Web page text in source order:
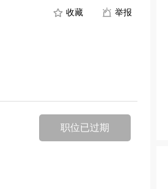
收藏 举报
职位已过期